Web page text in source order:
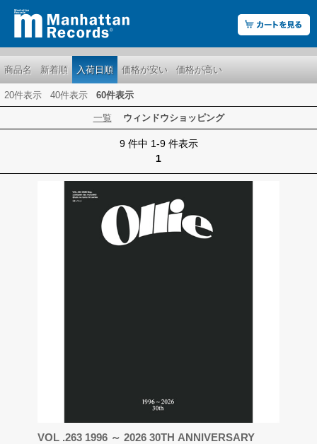
商品名 新着順 入荷日順 価格が安い 価格が高い
20件表示 40件表示 60件表示
一覧 ウィンドウショッピング
9 件中 1-9 件表示
1
VOL .263 1996 ～ 2026 30TH ANNIVERSARY